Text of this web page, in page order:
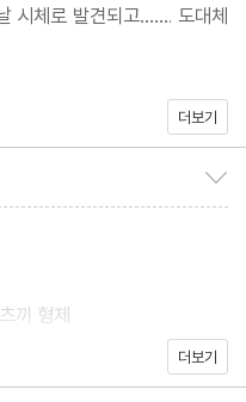
시체로 발견되고……. 도대체
형제의 대표적인 SF소설이
세계로 독자들을 인도할 것
더보기
끼 형제
더보기